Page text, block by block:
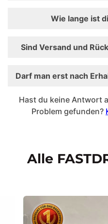
Wie lange ist
Sind Versand und
Darf man erst nach
Hast du keine Antwort
Problem gefunden?
Alle